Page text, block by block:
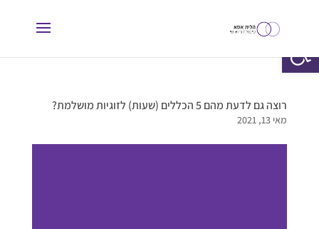
רוצה גם לדעת מהם 5 הכללים (שעות) לזוגיות מושלמת?
מאי 13, 2021
פתח סרגל נגישות